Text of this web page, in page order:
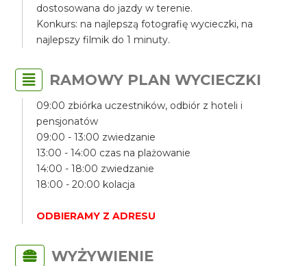
dostosowana do jazdy w terenie.
Konkurs: na najlepszą fotografię wycieczki, na
najlepszy filmik do 1 minuty.
RAMOWY PLAN WYCIECZKI
09:00 zbiórka uczestników, odbiór z hoteli i
pensjonatów
09:00 - 13:00 zwiedzanie
13:00 - 14:00 czas na plażowanie
14:00 - 18:00 zwiedzanie
18:00 - 20:00 kolacja
ODBIERAMY Z ADRESU
WYŻYWIENIE